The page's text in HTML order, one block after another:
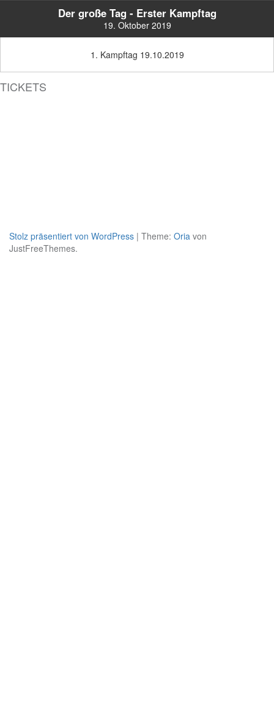
Der große Tag - Erster Kampftag
19. Oktober 2019
1. Kampftag 19.10.2019
TICKETS
Stolz präsentiert von WordPress | Theme: Oria von
JustFreeThemes.